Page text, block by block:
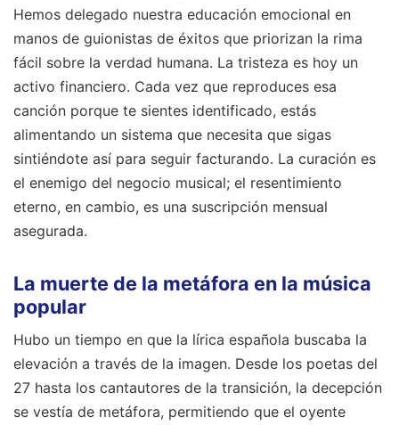
Hemos delegado nuestra educación emocional en
manos de guionistas de éxitos que priorizan la rima
fácil sobre la verdad humana. La tristeza es hoy un
activo financiero. Cada vez que reproduces esa
canción porque te sientes identificado, estás
alimentando un sistema que necesita que sigas
sintiéndote así para seguir facturando. La curación es
el enemigo del negocio musical; el resentimiento
eterno, en cambio, es una suscripción mensual
asegurada.
La muerte de la metáfora en la música
popular
Hubo un tiempo en que la lírica española buscaba la
elevación a través de la imagen. Desde los poetas del
27 hasta los cantautores de la transición, la decepción
se vestía de metáfora, permitiendo que el oyente